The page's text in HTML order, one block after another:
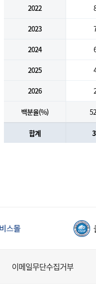
2022
2023
2024
2025
2026
백분율(%)
합계
이메일무단수집거부